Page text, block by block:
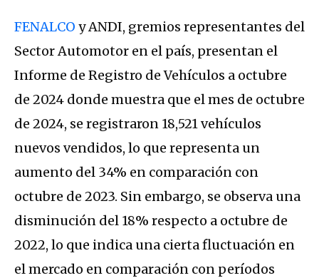
FENALCO y ANDI, gremios representantes del
Sector Automotor en el país, presentan el
Informe de Registro de Vehículos a octubre
de 2024 donde muestra que el mes de octubre
de 2024, se registraron 18,521 vehículos
nuevos vendidos, lo que representa un
aumento del 34% en comparación con
octubre de 2023. Sin embargo, se observa una
disminución del 18% respecto a octubre de
2022, lo que indica una cierta fluctuación en
el mercado en comparación con períodos